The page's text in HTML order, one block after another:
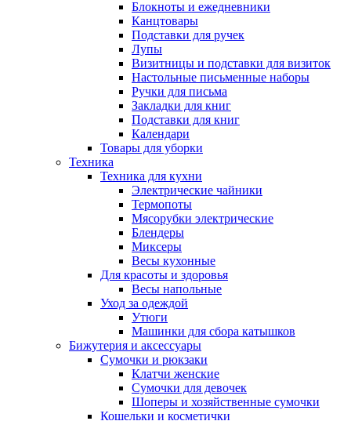
Блокноты и ежедневники
Канцтовары
Подставки для ручек
Лупы
Визитницы и подставки для визиток
Настольные письменные наборы
Ручки для письма
Закладки для книг
Подставки для книг
Календари
Товары для уборки
Техника
Техника для кухни
Электрические чайники
Термопоты
Мясорубки электрические
Блендеры
Миксеры
Весы кухонные
Для красоты и здоровья
Весы напольные
Уход за одеждой
Утюги
Машинки для сбора катышков
Бижутерия и аксессуары
Сумочки и рюкзаки
Клатчи женские
Сумочки для девочек
Шоперы и хозяйственные сумочки
Кошельки и косметички